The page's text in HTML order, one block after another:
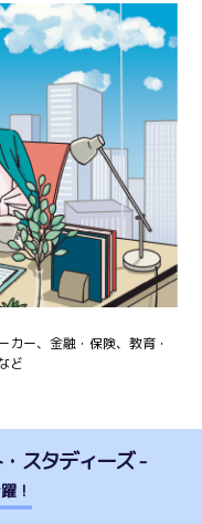
カー、金融・保険、教育・
ど
スタディーズ -
！